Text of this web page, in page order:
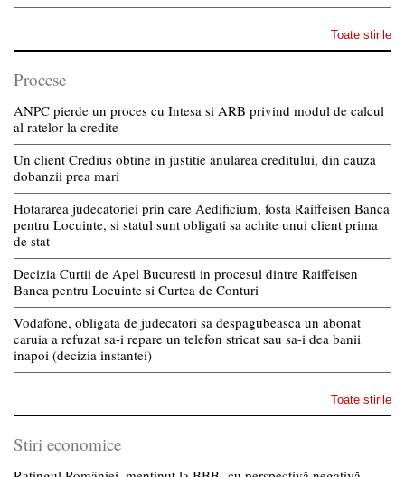
Toate stirile
Procese
ANPC pierde un proces cu Intesa si ARB privind modul de calcul
al ratelor la credite
Un client Credius obtine in justitie anularea creditului, din cauza
dobanzii prea mari
Hotararea judecatoriei prin care Aedificium, fosta Raiffeisen Banca
pentru Locuinte, si statul sunt obligati sa achite unui client prima
de stat
Decizia Curtii de Apel Bucuresti in procesul dintre Raiffeisen
Banca pentru Locuinte si Curtea de Conturi
Vodafone, obligata de judecatori sa despagubeasca un abonat
caruia a refuzat sa-i repare un telefon stricat sau sa-i dea banii
inapoi (decizia instantei)
Toate stirile
Stiri economice